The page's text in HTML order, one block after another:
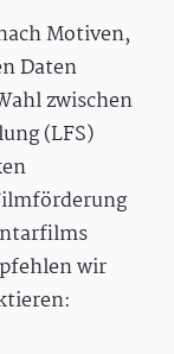
Motiven,
Daten
zwischen
(LFS)
wir